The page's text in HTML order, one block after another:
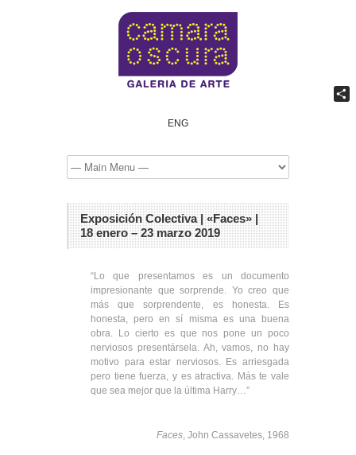
ENG
Exposición Colectiva | «Faces» |
18 enero – 23 marzo 2019
“Lo que presentamos es un documento
impresionante que sorprende. Yo creo que
más que sorprendente, es honesta. Es
honesta, pero en sí misma es una buena
obra. Lo cierto es que nos pone un poco
nerviosos presentársela. Ah, vamos, no hay
motivo para estar nerviosos. Es arriesgada
pero tiene fuerza, y es atractiva. Más te vale
que sea mejor que la última Harry…”
Faces, John Cassavetes, 1968